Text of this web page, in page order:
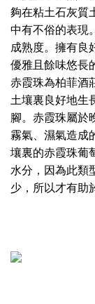
夠在粘土石灰質
中有不俗的表現
成熟度。擁有良
優雅且餘味悠長
赤霞珠為柏菲酒
土壤裏良好地生
腳。赤霞珠屬於
霧氣、濕氣造成
壤裏的赤霞珠葡
水分，因為此類
少，所以才有助